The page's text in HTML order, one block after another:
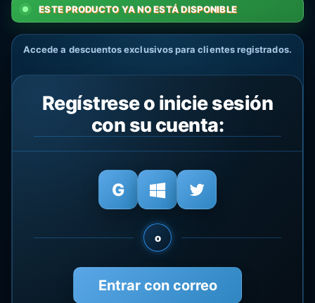
ESTE PRODUCTO YA NO ESTÁ DISPONIBLE
Accede a descuentos exclusivos para clientes registrados.
Regístrese o inicie sesión
con su cuenta:
o
Entrar con correo